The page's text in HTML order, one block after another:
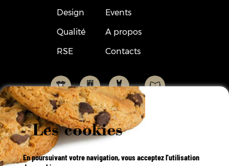
Design
Qualité
RSE
Events
A propos
Contacts
Les cookies
En poursuivant votre navigation, vous acceptez l'utilisation